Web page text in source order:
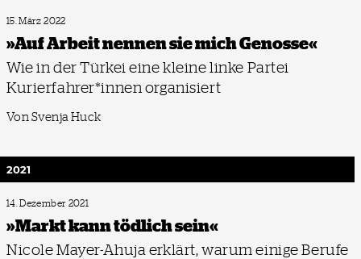
15. März 2022
»Auf Arbeit nennen sie mich Genosse«
Wie in der Türkei eine kleine linke Partei
Kurierfahrer*innen organisiert
Von Svenja Huck
2021
14. Dezember 2021
»Markt kann tödlich sein«
Nicole Mayer-Ahuja erklärt, warum einige Berufe